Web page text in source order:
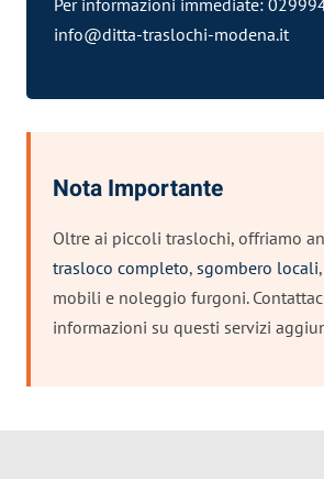
info@ditta-traslochi-modena.it
Nota Importante
Oltre ai piccoli traslochi, offriamo
trasloco completo, sgombero locali
mobili e noleggio furgoni.
informazioni su questi servizi